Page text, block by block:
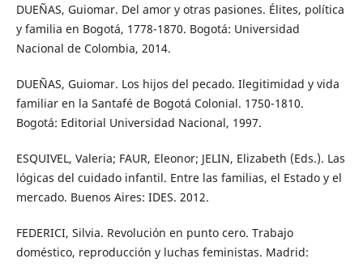
DUEÑAS, Guiomar. Del amor y otras pasiones. Élites, política
y familia en Bogotá, 1778-1870. Bogotá: Universidad
Nacional de Colombia, 2014.
DUEÑAS, Guiomar. Los hijos del pecado. Ilegitimidad y vida
familiar en la Santafé de Bogotá Colonial. 1750-1810.
Bogotá: Editorial Universidad Nacional, 1997.
ESQUIVEL, Valeria; FAUR, Eleonor; JELIN, Elizabeth (Eds.). Las
lógicas del cuidado infantil. Entre las familias, el Estado y el
mercado. Buenos Aires: IDES. 2012.
FEDERICI, Silvia. Revolución en punto cero. Trabajo
doméstico, reproducción y luchas feministas. Madrid: